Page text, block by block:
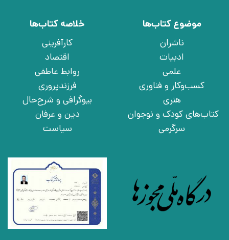
موضوع کتاب‌ها
ناشران
ادبیات
علمی
کسب‌وکار و فناوری
هنری
کتاب‌های کودک و نوجوان
سرگرمی
خلاصه کتاب‌ها
کارآفرینی
اقتصاد
روابط عاطفی
فرزندپروری
بیوگرافی و شرح‌حال
دین و عرفان
سیاست